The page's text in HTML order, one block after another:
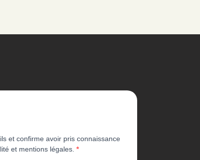
et confirme avoir pris connaissance
et mentions légales.